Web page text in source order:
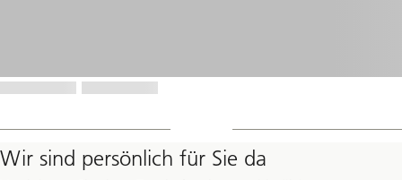
Wir sind persönlich für Sie da